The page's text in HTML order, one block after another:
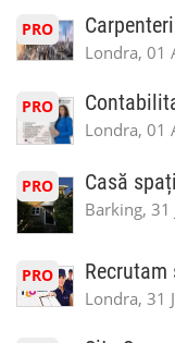
PRO
Londra, 01
PRO
Londra, 01
PRO Casă
Barking,
PRO
Londra, 31